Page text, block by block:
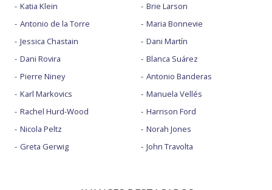
Katia Klein
Antonio de la Torre
Jessica Chastain
Dani Rovira
Pierre Niney
Karl Markovics
Rachel Hurd-Wood
Nicola Peltz
Greta Gerwig
Brie Larson
Maria Bonnevie
Dani Martín
Blanca Suárez
Antonio Banderas
Manuela Vellés
Harrison Ford
Norah Jones
John Travolta